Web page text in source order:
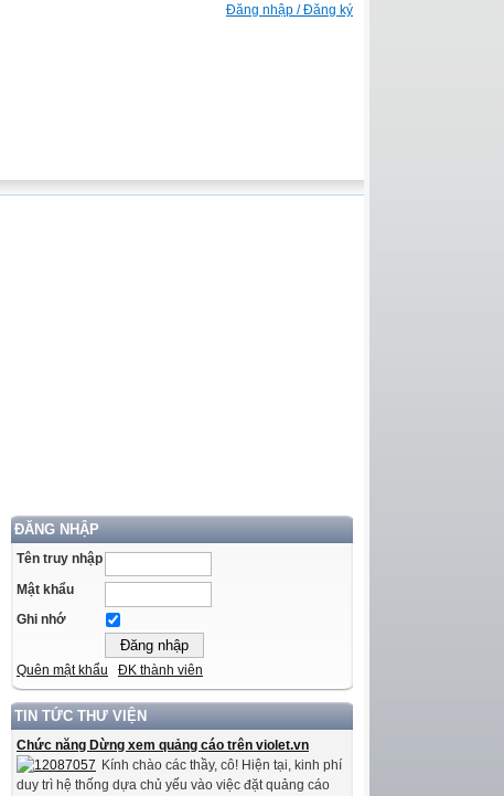
Đăng nhập / Đăng ký
ĐĂNG NHẬP
Tên truy nhập
Mật khẩu
Ghi nhớ
Quên mật khẩu ĐK thành viên
TIN TỨC THƯ VIỆN
Chức năng Dừng xem quảng cáo trên violet.vn
Kính chào các thầy, cô! Hiện tại, kinh phí
duy trì hệ thống dựa chủ yếu vào việc đặt quảng cáo